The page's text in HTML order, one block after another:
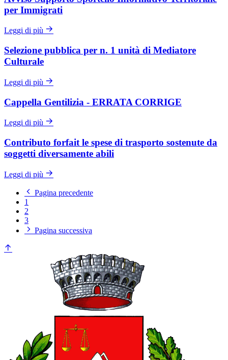
per Immigrati
Leggi di più
Selezione pubblica per n. 1 unità di Mediatore
Culturale
Leggi di più
Cappella Gentilizia - ERRATA CORRIGE
Leggi di più
Contributo forfait le spese di trasporto sostenute da
soggetti diversamente abili
Leggi di più
Pagina precedente
1
2
3
Pagina successiva